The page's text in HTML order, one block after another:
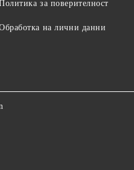
за поверителност
на лични данни